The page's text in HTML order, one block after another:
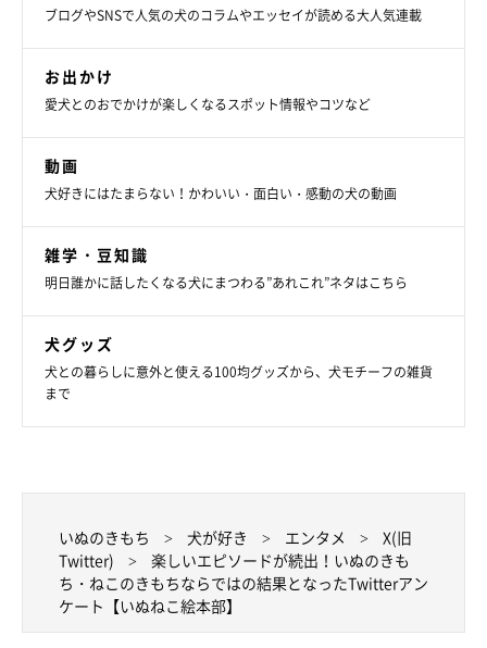
ブログやSNSで人気の犬のコラムやエッセイが読める大人気連載
お出かけ
愛犬とのおでかけが楽しくなるスポット情報やコツなど
動画
犬好きにはたまらない！かわいい・面白い・感動の犬の動画
雑学・豆知識
明日誰かに話したくなる犬にまつわる”あれこれ”ネタはこちら
犬グッズ
犬との暮らしに意外と使える100均グッズから、犬モチーフの雑貨
まで
いぬのきもち 犬が好き エンタメ
X(旧
Twitter)
楽しいエピソードが続出！いぬのきも
ち・ねこのきもちならではの結果となったTwitterアン
ケート【いぬねこ絵本部】